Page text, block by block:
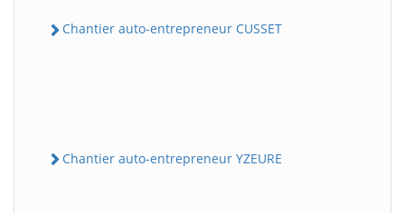
Chantier auto-entrepreneur CUSSET
Chantier auto-entrepreneur YZEURE